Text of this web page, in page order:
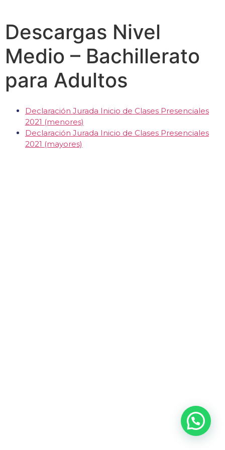
Descargas Nivel
Medio – Bachillerato
para Adultos
Declaración Jurada Inicio de Clases Presenciales
2021 (menores)
Declaración Jurada Inicio de Clases Presenciales
2021 (mayores)